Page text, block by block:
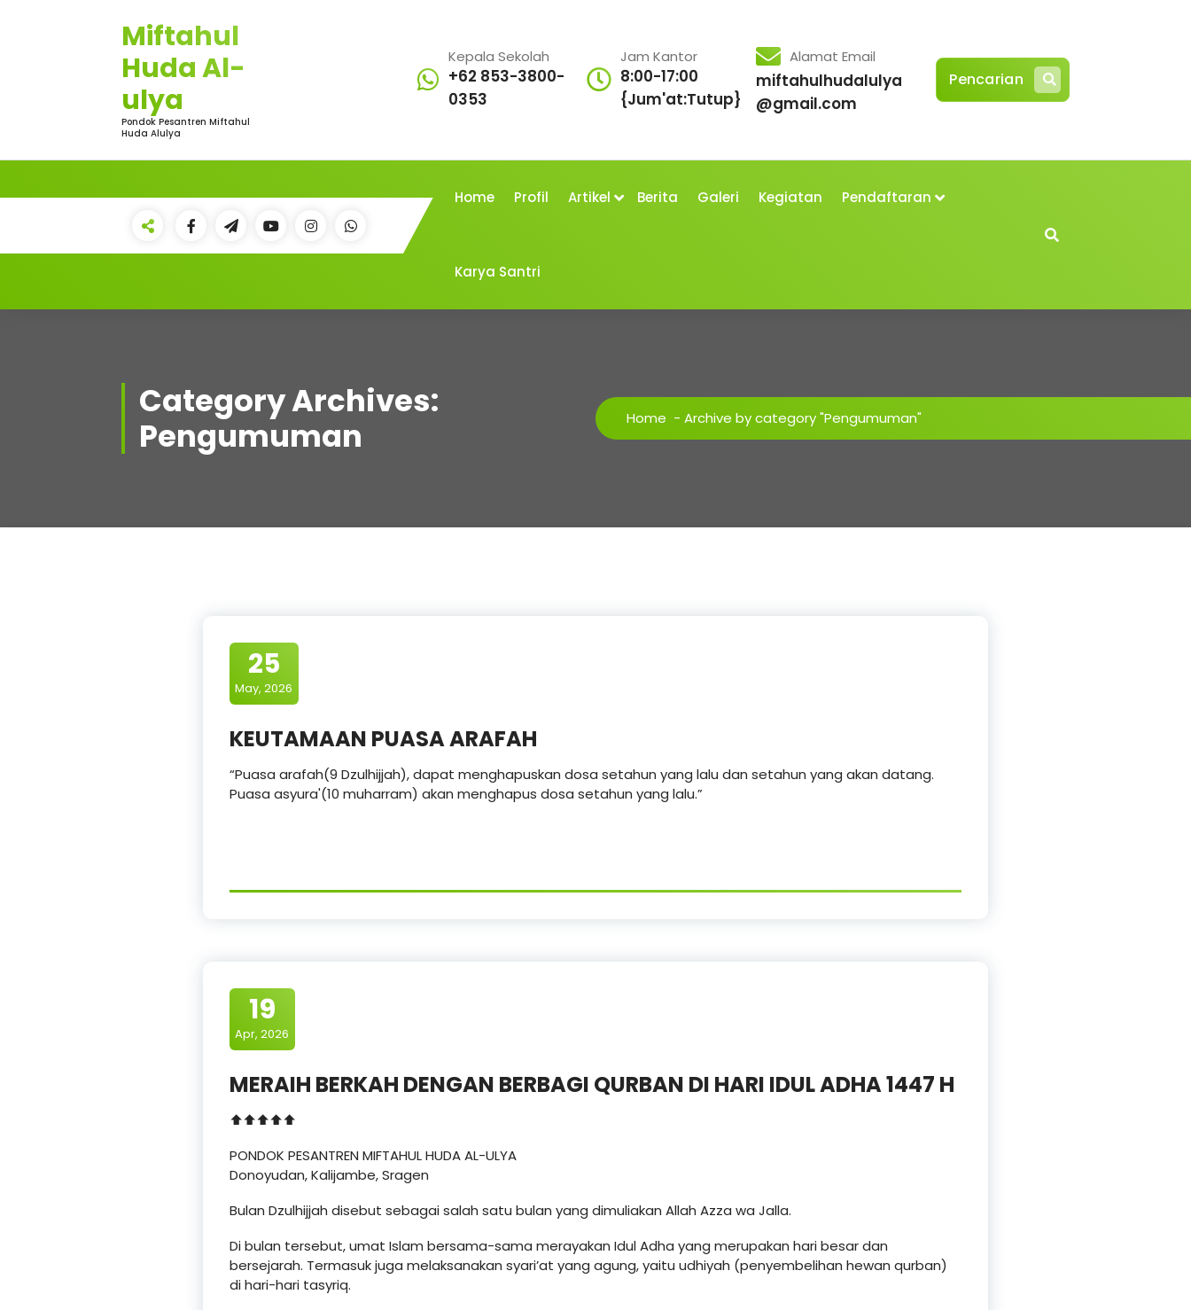
Miftahul
Huda Al-
ulya
Pondok Pesantren Miftahul
Huda Alulya
Kepala Sekolah
+62 853-3800-
0353
Jam Kantor
8:00-17:00
{Jum'at:Tutup}
Alamat Email
miftahulhudalulya
@gmail.com
Pencarian
Home Profil Artikel Berita Galeri Kegiatan Pendaftaran
Karya Santri
Category Archives:
Pengumuman
Home - Archive by category "Pengumuman"
25
May, 2026
KEUTAMAAN PUASA ARAFAH
“Puasa arafah(9 Dzulhijjah), dapat menghapuskan dosa setahun yang lalu dan setahun yang akan datang.
Puasa asyura'(10 muharram) akan menghapus dosa setahun yang lalu.”
19
Apr, 2026
MERAIH BERKAH DENGAN BERBAGI QURBAN DI HARI IDUL ADHA 1447 H
⬆️⬆️⬆️⬆️⬆️
PONDOK PESANTREN MIFTAHUL HUDA AL-ULYA
Donoyudan, Kalijambe, Sragen
Bulan Dzulhijjah disebut sebagai salah satu bulan yang dimuliakan Allah Azza wa Jalla.
Di bulan tersebut, umat Islam bersama-sama merayakan Idul Adha yang merupakan hari besar dan
bersejarah. Termasuk juga melaksanakan syari’at yang agung, yaitu udhiyah (penyembelihan hewan qurban)
di hari-hari tasyriq.